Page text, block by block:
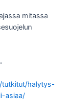
mitassa
tutkitut/halytys-
asiaa/